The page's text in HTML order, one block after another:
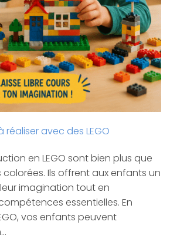
avec des LEGO
en LEGO sont bien plus que
Ils offrent aux enfants un
imagination tout en
essentielles. En
vos enfants peuvent